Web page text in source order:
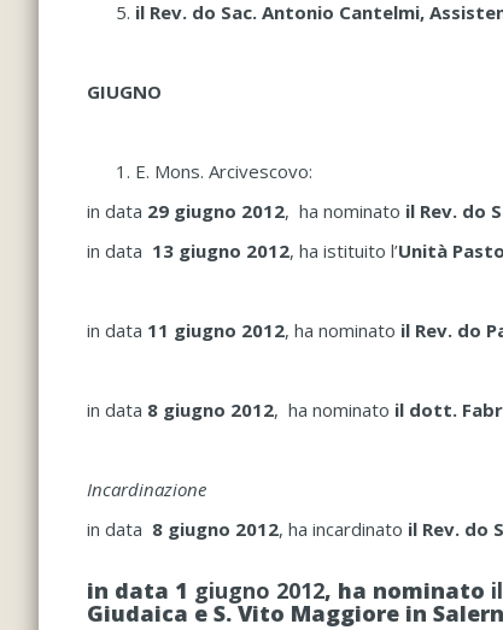
il Rev. do Sac. Antonio Cantelmi,
GIUGNO
E. Mons. Arcivescovo:
in data 29 giugno 2012, ha nominato il Rev. do
in data 13 giugno 2012, ha istituito l’Unità
in data 11 giugno 2012, ha nominato il Rev. do
in data 8 giugno 2012, ha nominato il dott.
Incardinazione
in data 8 giugno 2012, ha incardinato il Rev. do
in data 1 giugno 2012, ha nominato
Giudaica e S. Vito Maggiore in